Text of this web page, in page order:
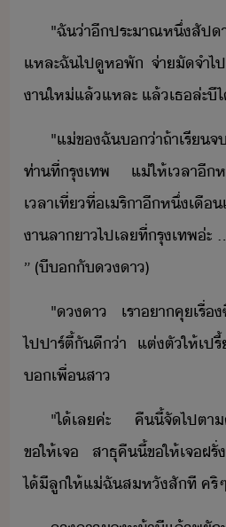
"​ฉั​่า​ี​ประาณ​หึ่​สัป
แหละ​ฉั​ไปู​หพั​ ​จ่า​ัจำ​
า​ให่​แล้​แหละ​ ​แล้​เธ​ล่ะ​ี​
"​แ่​ข​ฉั​่า​ถ้า​เรี
ท่า​ที่​รุเทพ​ ​ ​แ่​ให้​เลา​ี​
เลา​เที่​ที่​เริา​ี​หึ่​เื
า​ลา​า​ไป​เล​ที่​รุเทพ​่
​”​ ​(​ี​​ั​า​)
"​า​ ​ ​เรา​า​คุ​เรื่
ไป​ปาร์ตี้​ั​ี่า​ ​ ​แต่ตั​ให้​เป
​เพื่​สา
"​ไ้​เล​ค่ะ​ ​ ​คืี้​จั​ไป​ตา
ขให้​เจ​ ​สาธุ​คืี้​ขให้​เจ​ฝรั่
ไ้​ีลู​ให้​แ่​ฉั​สหั​สัที​ ​คริ